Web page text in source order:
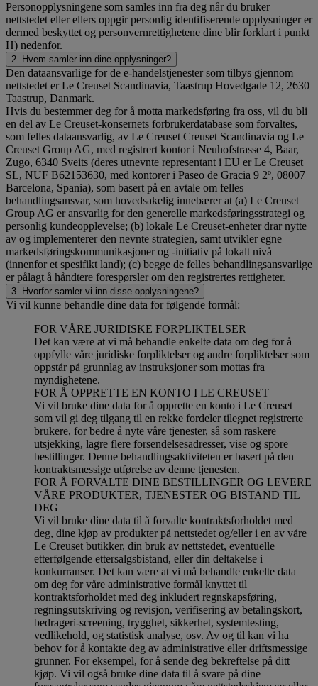
Personopplysningene som samles inn fra deg når du bruker
nettstedet eller ellers oppgir personlig identifiserende opplysninger er
dermed beskyttet og personvernrettighetene dine blir forklart i punkt
H) nedenfor.
2. Hvem samler inn dine opplysninger?
Den dataansvarlige for de e-handelstjenester som tilbys gjennom
nettstedet er Le Creuset Scandinavia, Taastrup Hovedgade 12, 2630
Taastrup, Danmark.
Hvis du bestemmer deg for å motta markedsføring fra oss, vil du bli
en del av Le Creuset-konsernets forbrukerdatabase som forvaltes,
som felles dataansvarlig, av Le Creuset Creuset Scandinavia og Le
Creuset Group AG, med registrert kontor i Neuhofstrasse 4, Baar,
Zugo, 6340 Sveits (deres utnevnte representant i EU er Le Creuset
SL, NUF B62153630, med kontorer i Paseo de Gracia 9 2º, 08007
Barcelona, Spania), som basert på en avtale om felles
behandlingsansvar, som hovedsakelig innebærer at (a) Le Creuset
Group AG er ansvarlig for den generelle markedsføringsstrategi og
personlig kundeopplevelse; (b) lokale Le Creuset-enheter drar nytte
av og implementerer den nevnte strategien, samt utvikler egne
markedsføringskommunikasjoner og -initiativ på lokalt nivå
(innenfor et spesifikt land); (c) begge de felles behandlingsansvarlige
er pålagt å håndtere forespørsler om den registrertes rettigheter.
3. Hvorfor samler vi inn disse opplysningene?
Vi vil kunne behandle dine data for følgende formål:
FOR VÅRE JURIDISKE FORPLIKTELSER
Det kan være at vi må behandle enkelte data om deg for å
oppfylle våre juridiske forpliktelser og andre forpliktelser som
oppstår på grunnlag av instruksjoner som mottas fra
myndighetene.
FOR Å OPPRETTE EN KONTO I LE CREUSET
Vi vil bruke dine data for å opprette en konto i Le Creuset
som vil gi deg tilgang til en rekke fordeler tilegnet registrerte
brukere, for bedre å nyte våre tjenester, så som raskere
utsjekking, lagre flere forsendelsesadresser, vise og spore
bestillinger. Denne behandlingsaktiviteten er basert på den
kontraktsmessige utførelse av denne tjenesten.
FOR Å FORVALTE DINE BESTILLINGER OG LEVERE
VÅRE PRODUKTER, TJENESTER OG BISTAND TIL
DEG
Vi vil bruke dine data til å forvalte kontraktsforholdet med
deg, dine kjøp av produkter på nettstedet og/eller i en av våre
Le Creuset butikker, din bruk av nettstedet, eventuelle
etterfølgende ettersalgsbistand, eller din deltakelse i
konkurranser. Det kan være at vi må behandle enkelte data
om deg for våre administrative formål knyttet til
kontraktsforholdet med deg inkludert regnskapsføring,
regningsutskriving og revisjon, verifisering av betalingskort,
bedrageri-screening, trygghet, sikkerhet, systemtesting,
vedlikehold, og statistisk analyse, osv. Av og til kan vi ha
behov for å kontakte deg av administrative eller driftsmessige
grunner. For eksempel, for å sende deg bekreftelse på ditt
kjøp. Vi vil også bruke dine data til å svare på dine